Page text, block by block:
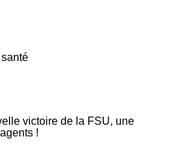
victoire de la FSU, une
!